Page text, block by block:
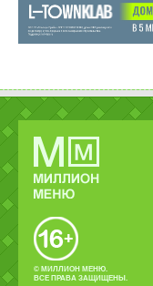
© МИЛЛИОН МЕНЮ.
ВСЕ ПРАВА ЗАЩИЩЕНЫ.